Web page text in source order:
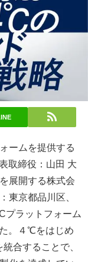
ームを提供する
取締役：山田 大
展開する株式会
東京都品川区、
プラットフォーム
。４℃をはじめ
合することで、